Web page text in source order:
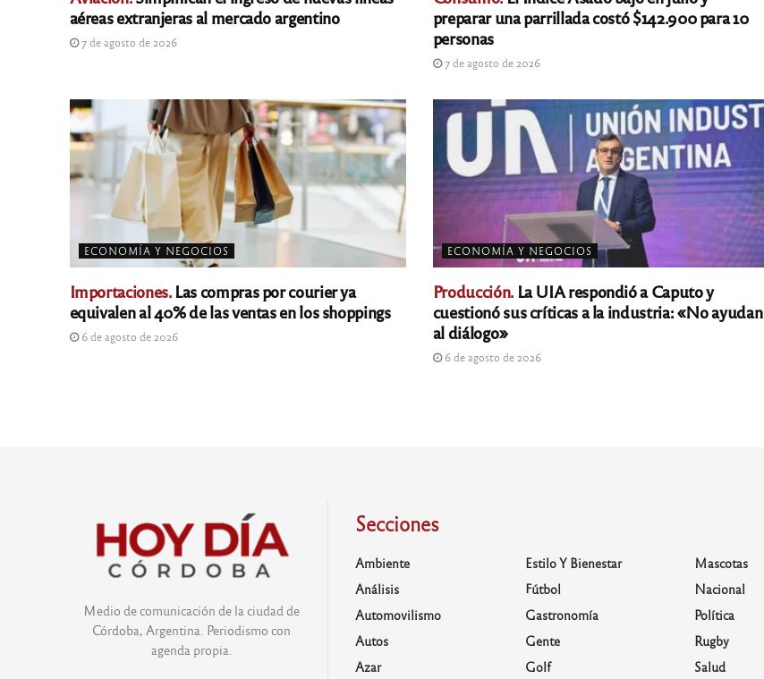
aéreas extranjeras al mercado argentino
7 de agosto de 2026
preparar una parrillada costó $142.900 para 10
personas
7 de agosto de 2026
ECONOMÍA Y NEGOCIOS
Importaciones.Las compras por courier ya
equivalen al 40% de las ventas en los shoppings
6 de agosto de 2026
ECONOMÍA Y NEGOCIOS
Producción.La UIA respondió a Caputo y
cuestionó sus críticas a la industria: «No ayudan
al diálogo»
6 de agosto de 2026
Medio de comunicación de la ciudad de
Córdoba, Argentina. Periodismo con
agenda propia.
Secciones
Ambiente
Análisis
Automovilismo
Autos
Azar
Estilo Y Bienestar
Fútbol
Gastronomía
Gente
Golf
Mascotas
Nacional
Política
Rugby
Salud